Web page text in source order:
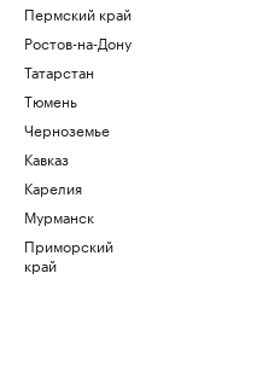
Пермский край
Ростов-на-Дону
Татарстан
Тюмень
Черноземье
Кавказ
Карелия
Мурманск
Приморский
край